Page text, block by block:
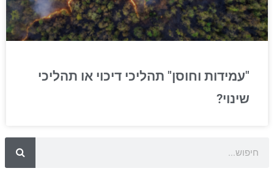
"עמידות וחוסן" תהליכי דיכוי או תהליכי
שינוי?